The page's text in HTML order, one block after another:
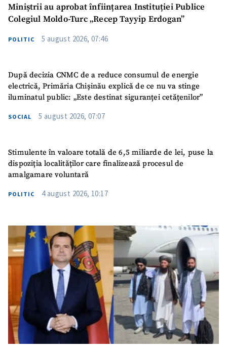
Miniștrii au aprobat înființarea Instituției Publice
Colegiul Moldo-Turc „Recep Tayyip Erdogan”
POLITIC 5 august 2026, 07:46
După decizia CNMC de a reduce consumul de energie
electrică, Primăria Chișinău explică de ce nu va stinge
iluminatul public: „Este destinat siguranței cetățenilor”
SOCIAL 5 august 2026, 07:07
Stimulente în valoare totală de 6,5 miliarde de lei, puse la
dispoziția localităților care finalizează procesul de
amalgamare voluntară
POLITIC 4 august 2026, 10:17